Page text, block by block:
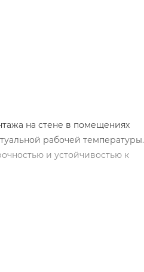
на стене в помещениях
рабочей температуры.
и устойчивостью к